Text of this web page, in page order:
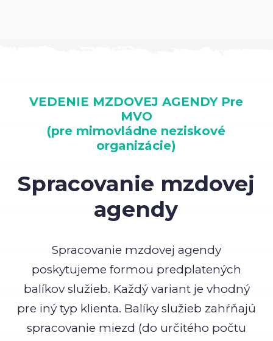
VEDENIE MZDOVEJ AGENDY Pre
MVO
(pre mimovládne neziskové
organizácie)
Spracovanie mzdovej
agendy
Spracovanie mzdovej agendy
poskytujeme formou predplatených
balíkov služieb. Každý variant je vhodný
pre iný typ klienta. Balíky služieb zahŕňajú
spracovanie miezd (do určitého počtu